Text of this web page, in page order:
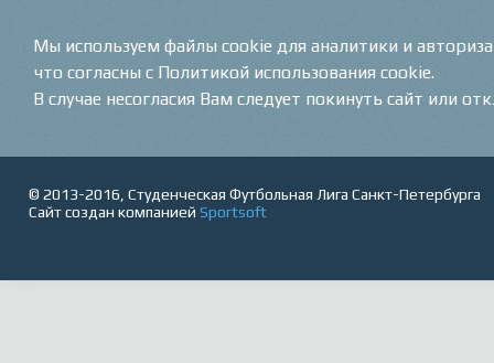
© 2013-2016, Студенческая Футбольная Лига Санкт-Петербурга
Сайт создан компанией Sportsoft
Мы используем файлы cookie для аналитики и
что согласны с Политикой использования cookie.
В случае несогласия Вам следует покинуть сайт или